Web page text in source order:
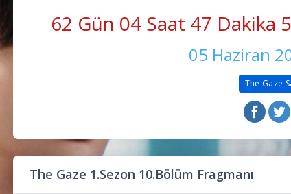
62 Gün 04 Saat 47 Dakika
05 Haziran
The Gaze
The Gaze 1.Sezon 10.Bölüm Fragmanı